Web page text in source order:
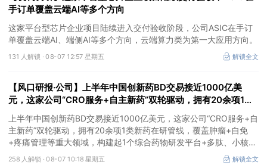
手订单覆盖云端AI等多个方向
这家平台型芯片企业项目陆续进入交付验收阶段，公司ASIC在手订
单覆盖云端AI、端侧AI等多个方向，云端算力类为第一大应用方向。
131 人解锁 ·08-07 12:57 星期五 解锁全文
【风口研报·公司】上半年中国创新药BD交易接近1000亿美
元，这家公司“CRO服务+自主新药”双轮驱动，拥有20余项1类
新药在研管线，覆盖肿瘤+自免+疼痛管理等重大领域
上半年中国创新药BD交易接近1000亿美元，这家公司“CRO服务+自
主新药”双轮驱动，拥有20余项1类新药在研管线，覆盖肿瘤+自免
+疼痛管理等重大领域，构建起1个综合药物研发平台+多肽、小核
酸、CGT、小分子4个创新技术平台，创新转型成果正逐步兑现。
258 人解锁 ·08-07 10:18 星期五 解锁全文